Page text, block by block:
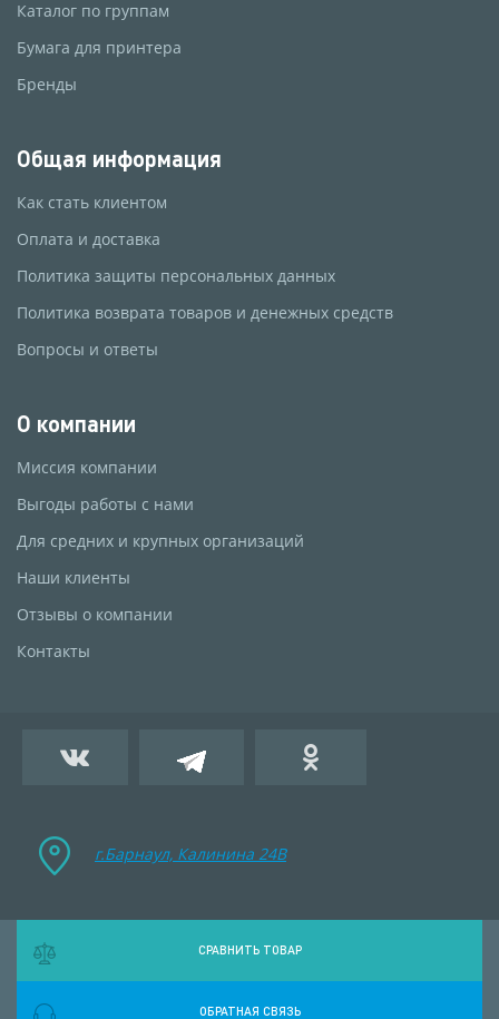
Каталог по группам
Бумага для принтера
Бренды
Общая информация
Как стать клиентом
Оплата и доставка
Политика защиты персональных данных
Политика возврата товаров и денежных средств
Вопросы и ответы
О компании
Миссия компании
Выгоды работы с нами
Для средних и крупных организаций
Наши клиенты
Отзывы о компании
Контакты
г.Барнаул, Калинина 24B
СРАВНИТЬ ТОВАР
ОБРАТНАЯ СВЯЗЬ